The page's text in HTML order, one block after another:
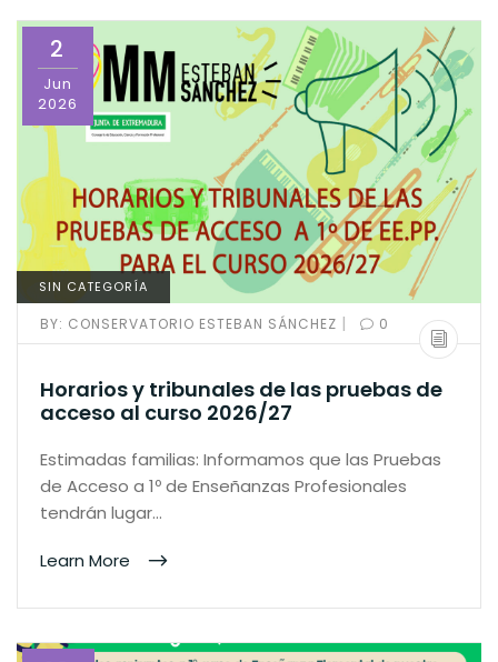
2
Jun
2026
SIN CATEGORÍA
BY: CONSERVATORIO ESTEBAN SÁNCHEZ | 0
Horarios y tribunales de las pruebas de
acceso al curso 2026/27
Estimadas familias: Informamos que las Pruebas
de Acceso a 1º de Enseñanzas Profesionales
tendrán lugar…
Learn More